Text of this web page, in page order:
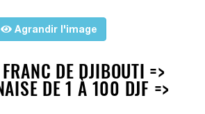
Agrandir l'image
DE DJIBOUTI =>
DE 1 À 100 DJF =>